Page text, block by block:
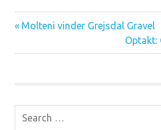
Indlægsnavigation
Previous
Molteni vinder Grejsdal Gravel
Next
Post:
Optakt: